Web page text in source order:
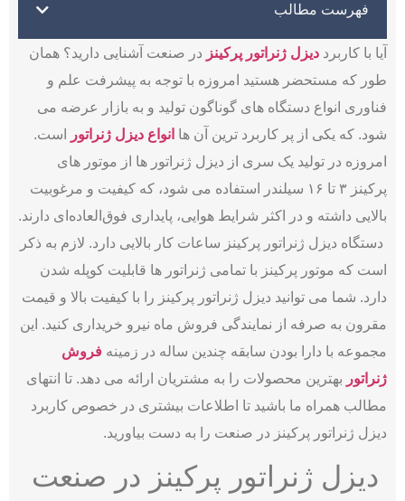
فهرست مطالب
آیا با کاربرد دیزل ژنراتور پرکینز در صنعت آشنایی دارید؟ همان
طور که مستحضر هستید امروزه با توجه به پیشرفت علم و
فناوری انواع دستگاه های گوناگون تولید و به بازار عرضه می
شود. که یکی از پر کاربرد ترین آن ها انواع دیزل ژنراتور
است.
امروزه در تولید یک سری از دیزل ژنراتور ها از موتور های
پرکینز ۳ تا ۱۶ سیلندر استفاده می ‌شود، که کیفیت و مرغوبیت
بالایی داشته و در اکثر شرایط هوایی، پایداری فوق‌العاده‌ای دارند.
دستگاه دیزل ژنراتور پرکینز ساعات کار بالایی دارد. لازم به ذکر
است که موتور پرکینز با تمامی ژنراتور ها قابلیت کوپله شدن
دارد. شما می توانید دیزل ژنراتور پرکینز را با کیفیت بالا و قیمت
مقرون به صرفه از نمایندگی فروش ماه نیرو خریداری کنید. این
مجموعه با دارا بودن سابقه چندین ساله در زمینه فروش
ژنراتور بهترین محصولات را به مشتریان ارائه می دهد. تا انتهای
مطالب همراه ما باشید تا اطلاعات بیشتری در خصوص کاربرد
دیزل ژنراتور پرکینز در صنعت را به دست بیاورید.
دیزل ژنراتور پرکینز در صنعت